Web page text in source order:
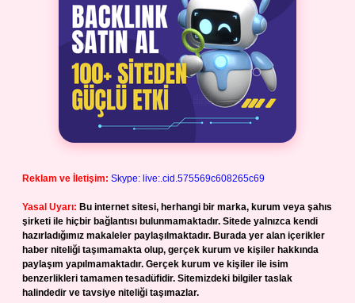
Reklam ve İletişim: Skype: live:.cid.575569c608265c69
Yasal Uyarı: Bu internet sitesi, herhangi bir marka, kurum veya şahıs
şirketi ile hiçbir bağlantısı bulunmamaktadır. Sitede yalnızca kendi
hazırladığımız makaleler paylaşılmaktadır. Burada yer alan içerikler
haber niteliği taşımamakta olup, gerçek kurum ve kişiler hakkında
paylaşım yapılmamaktadır. Gerçek kurum ve kişiler ile isim
benzerlikleri tamamen tesadüfidir. Sitemizdeki bilgiler taslak
halindedir ve tavsiye niteliği taşımazlar.